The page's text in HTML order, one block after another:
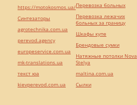
https://motokosmos.ua/
Синтезаторы
agrotechnika.com.ua
perevod.agency
europeservice.com.ua
mk-translations.ua
текст юа
kievperevod.com.ua
Перевозка больных
Перевозка лежачих
больных за границу
Шкафы купе
Брендовые сумки
Натяжные потолки Nova
Stelya
maltina.com.ua
Cылки